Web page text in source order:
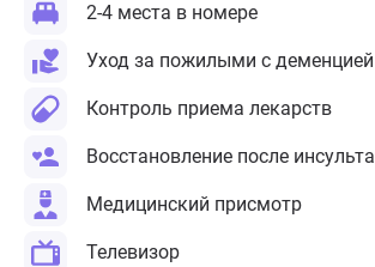
2-4 места в номере
Уход за пожилыми с деменцией
Контроль приема лекарств
Восстановление после инсульта
Медицинский присмотр
Телевизор